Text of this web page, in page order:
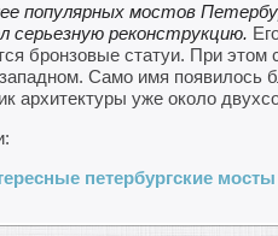
популярных мостов
серьезную реконструкцию.
бронзовые статуи. При этом
Само имя появилось
архитектуры уже около
петербургские мосты